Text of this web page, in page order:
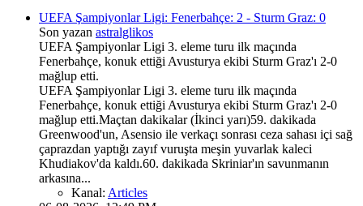
UEFA Şampiyonlar Ligi: Fenerbahçe: 2 - Sturm Graz: 0
Son yazan astralglikos
UEFA Şampiyonlar Ligi 3. eleme turu ilk maçında
Fenerbahçe, konuk ettiği Avusturya ekibi Sturm Graz'ı 2-0
mağlup etti.
UEFA Şampiyonlar Ligi 3. eleme turu ilk maçında
Fenerbahçe, konuk ettiği Avusturya ekibi Sturm Graz'ı 2-0
mağlup etti.Maçtan dakikalar (İkinci yarı)59. dakikada
Greenwood'un, Asensio ile verkaçı sonrası ceza sahası içi sağ
çaprazdan yaptığı zayıf vuruşta meşin yuvarlak kaleci
Khudiakov'da kaldı.60. dakikada Skriniar'ın savunmanın
arkasına...
Kanal: Articles